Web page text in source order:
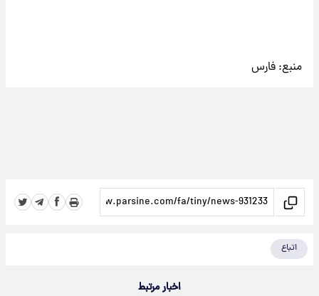
منبع: فارس
اتباع
اخبار مرتبط